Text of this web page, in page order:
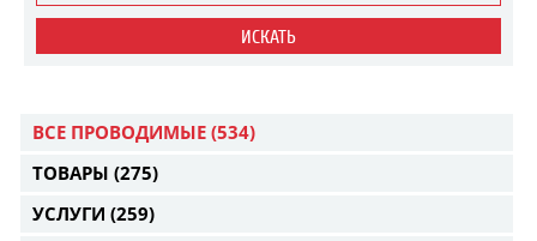
ИСКАТЬ
ВСЕ ПРОВОДИМЫЕ (534)
ТОВАРЫ (275)
УСЛУГИ (259)